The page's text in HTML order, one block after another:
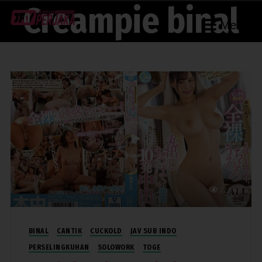
Menu
Creampie binal
22,940
BINAL CANTIK CUCKOLD
JAV SUB INDO
PERSELINGKUHAN
SOLOWORK TOGE